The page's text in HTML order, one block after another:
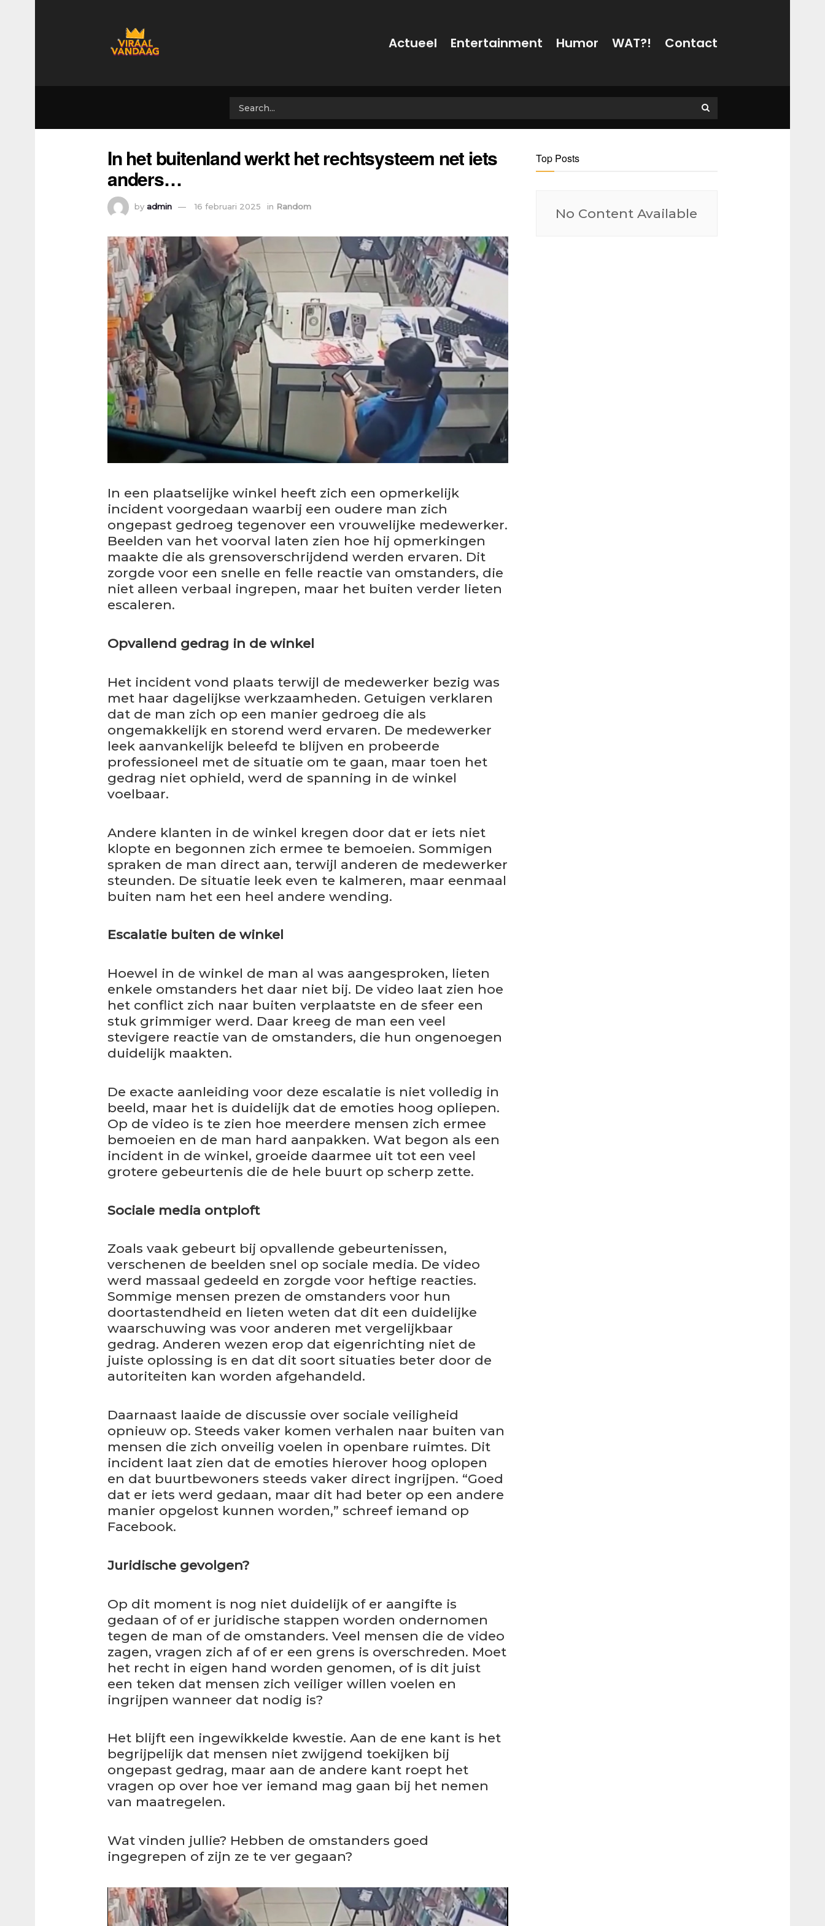
Actueel Entertainment Humor WAT?! Contact
In het buitenland werkt het rechtsysteem net iets
anders…
by admin 16 februari 2025 in Random
In een plaatselijke winkel heeft zich een opmerkelijk
incident voorgedaan waarbij een oudere man zich
ongepast gedroeg tegenover een vrouwelijke medewerker.
Beelden van het voorval laten zien hoe hij opmerkingen
maakte die als grensoverschrijdend werden ervaren. Dit
zorgde voor een snelle en felle reactie van omstanders, die
niet alleen verbaal ingrepen, maar het buiten verder lieten
escaleren.
Opvallend gedrag in de winkel
Het incident vond plaats terwijl de medewerker bezig was
met haar dagelijkse werkzaamheden. Getuigen verklaren
dat de man zich op een manier gedroeg die als
ongemakkelijk en storend werd ervaren. De medewerker
leek aanvankelijk beleefd te blijven en probeerde
professioneel met de situatie om te gaan, maar toen het
gedrag niet ophield, werd de spanning in de winkel
voelbaar.
Andere klanten in de winkel kregen door dat er iets niet
klopte en begonnen zich ermee te bemoeien. Sommigen
spraken de man direct aan, terwijl anderen de medewerker
steunden. De situatie leek even te kalmeren, maar eenmaal
buiten nam het een heel andere wending.
Escalatie buiten de winkel
Hoewel in de winkel de man al was aangesproken, lieten
enkele omstanders het daar niet bij. De video laat zien hoe
het conflict zich naar buiten verplaatste en de sfeer een
stuk grimmiger werd. Daar kreeg de man een veel
stevigere reactie van de omstanders, die hun ongenoegen
duidelijk maakten.
De exacte aanleiding voor deze escalatie is niet volledig in
beeld, maar het is duidelijk dat de emoties hoog opliepen.
Op de video is te zien hoe meerdere mensen zich ermee
bemoeien en de man hard aanpakken. Wat begon als een
incident in de winkel, groeide daarmee uit tot een veel
grotere gebeurtenis die de hele buurt op scherp zette.
Sociale media ontploft
Zoals vaak gebeurt bij opvallende gebeurtenissen,
verschenen de beelden snel op sociale media. De video
werd massaal gedeeld en zorgde voor heftige reacties.
Sommige mensen prezen de omstanders voor hun
doortastendheid en lieten weten dat dit een duidelijke
waarschuwing was voor anderen met vergelijkbaar
gedrag. Anderen wezen erop dat eigenrichting niet de
juiste oplossing is en dat dit soort situaties beter door de
autoriteiten kan worden afgehandeld.
Daarnaast laaide de discussie over sociale veiligheid
opnieuw op. Steeds vaker komen verhalen naar buiten van
mensen die zich onveilig voelen in openbare ruimtes. Dit
incident laat zien dat de emoties hierover hoog oplopen
en dat buurtbewoners steeds vaker direct ingrijpen. “Goed
dat er iets werd gedaan, maar dit had beter op een andere
manier opgelost kunnen worden,” schreef iemand op
Facebook.
Juridische gevolgen?
Op dit moment is nog niet duidelijk of er aangifte is
gedaan of of er juridische stappen worden ondernomen
tegen de man of de omstanders. Veel mensen die de video
zagen, vragen zich af of er een grens is overschreden. Moet
het recht in eigen hand worden genomen, of is dit juist
een teken dat mensen zich veiliger willen voelen en
ingrijpen wanneer dat nodig is?
Het blijft een ingewikkelde kwestie. Aan de ene kant is het
begrijpelijk dat mensen niet zwijgend toekijken bij
ongepast gedrag, maar aan de andere kant roept het
vragen op over hoe ver iemand mag gaan bij het nemen
van maatregelen.
Wat vinden jullie? Hebben de omstanders goed
ingegrepen of zijn ze te ver gegaan?
Top Posts
No Content Available